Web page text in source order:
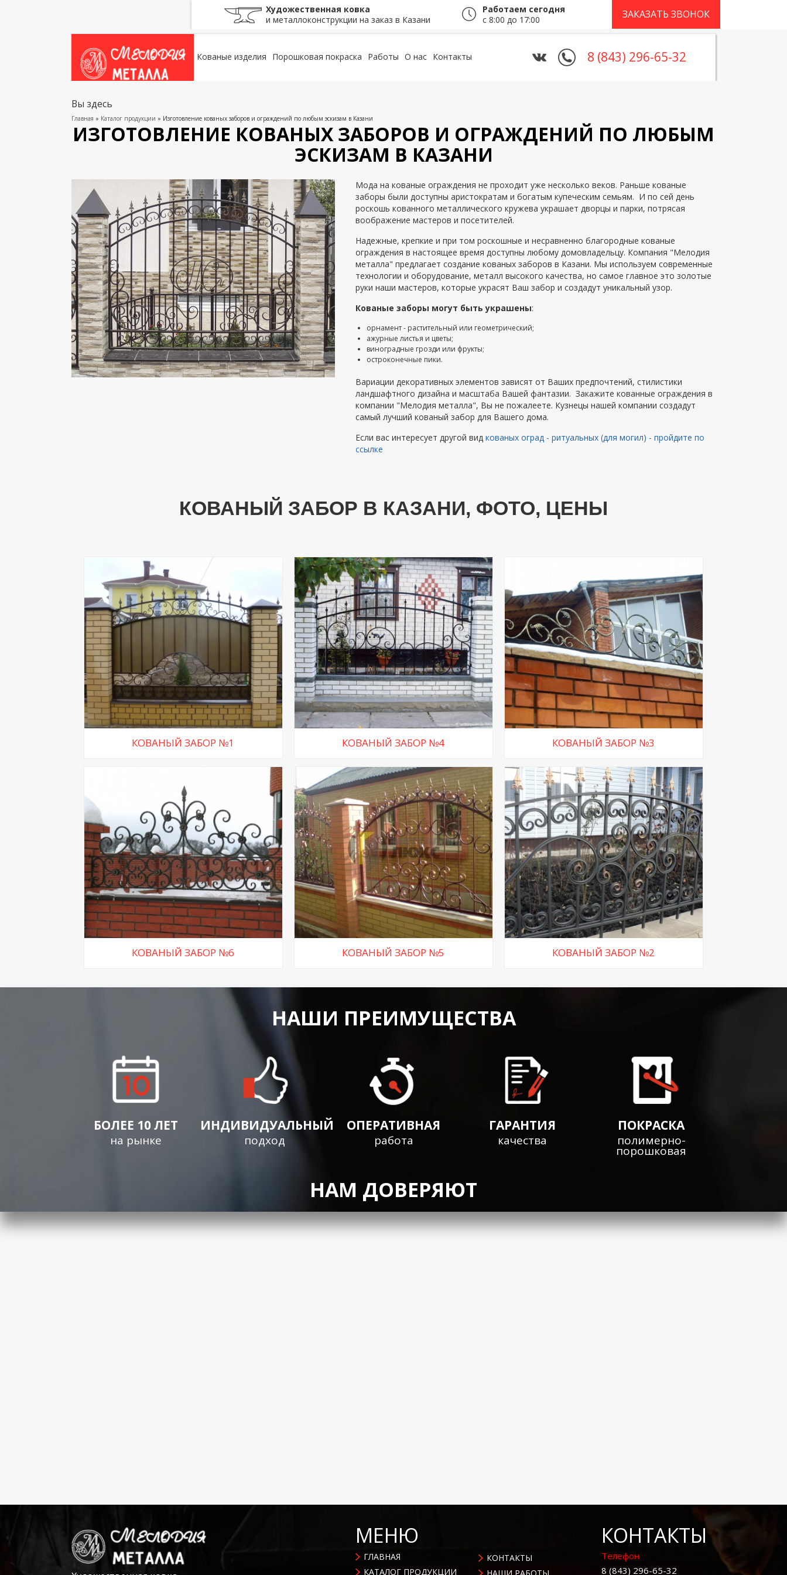
Художественная ковка
и металлоконструкции на заказ в Казани
Работаем сегодня
с 8:00 до 17:00
ЗАКАЗАТЬ ЗВОНОК
Кованые изделия Порошковая покраска Работы О нас Контакты 8 (843) 296-65-32
Вы здесь
Главная » Каталог продукции » Изготовление кованых заборов и ограждений по любым эскизам в Казани
ИЗГОТОВЛЕНИЕ КОВАНЫХ ЗАБОРОВ И ОГРАЖДЕНИЙ ПО ЛЮБЫМ
ЭСКИЗАМ В КАЗАНИ
Мода на кованые ограждения не проходит уже несколько веков. Раньше кованые
заборы были доступны аристократам и богатым купеческим семьям. И по сей день
роскошь кованного металлического кружева украшает дворцы и парки, потрясая
воображение мастеров и посетителей.
Надежные, крепкие и при том роскошные и несравненно благородные кованые
ограждения в настоящее время доступны любому домовладельцу. Компания "Мелодия
металла" предлагает создание кованых заборов в Казани. Мы используем современные
технологии и оборудование, металл высокого качества, но самое главное это золотые
руки наши мастеров, которые украсят Ваш забор и создадут уникальный узор.
Кованые заборы могут быть украшены:
орнамент - растительный или геометрический;
ажурные листья и цветы;
виноградные грозди или фрукты;
остроконечные пики.
Вариации декоративных элементов зависят от Ваших предпочтений, стилистики
ландшафтного дизайна и масштаба Вашей фантазии. Закажите кованные ограждения в
компании "Мелодия металла", Вы не пожалеете. Кузнецы нашей компании создадут
самый лучший кованый забор для Вашего дома.
Если вас интересует другой вид кованых оград - ритуальных (для могил) - пройдите по
ссылке
КОВАНЫЙ ЗАБОР В КАЗАНИ, ФОТО, ЦЕНЫ
КОВАНЫЙ ЗАБОР №1 КОВАНЫЙ ЗАБОР №4 КОВАНЫЙ ЗАБОР №3
КОВАНЫЙ ЗАБОР №6 КОВАНЫЙ ЗАБОР №5 КОВАНЫЙ ЗАБОР №2
НАШИ ПРЕИМУЩЕСТВА
БОЛЕЕ 10 ЛЕТ
на рынке
ИНДИВИДУАЛЬНЫЙ
подход
ОПЕРАТИВНАЯ
работа
ГАРАНТИЯ
качества
ПОКРАСКА
полимерно-
порошковая
НАМ ДОВЕРЯЮТ
МЕНЮ
ГЛАВНАЯ
КАТАЛОГ ПРОДУКЦИИ
КОНТАКТЫ
КОНТАКТЫ
Телефон
8 (843) 296-65-32